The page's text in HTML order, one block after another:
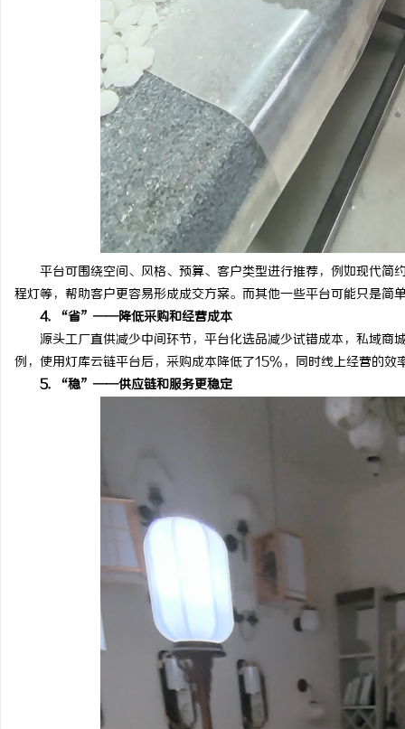
平台可围绕空间、风格、预算、客户类型进行推荐，例如现代简
程灯等，帮助客户更容易形成成交方案。而其他一些平台可能只是简
4. “省”——降低采购和经营成本
源头工厂直供减少中间环节，平台化选品减少试错成本，私域商
例，使用灯库云链平台后，采购成本降低了15%，同时线上经营的效
5. “稳”——供应链和服务更稳定